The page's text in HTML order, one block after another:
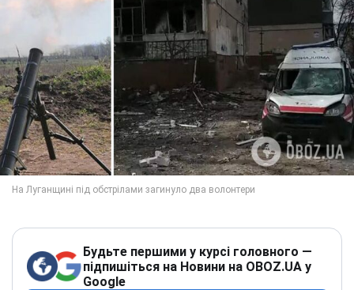
Будьте першими у курсі головного —
підпишіться на Новини на OBOZ.UA у
Google